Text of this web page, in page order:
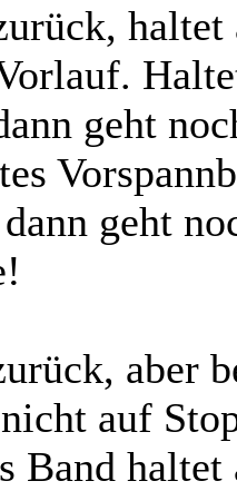
haltet
geht
dann geht
aber
auf
Band